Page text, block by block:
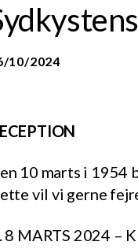
10/2024
10 marts i 1954
vil vi gerne
8 MARTS 2024 –